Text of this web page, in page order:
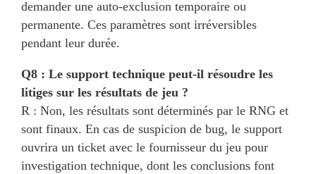
demander une auto-exclusion temporaire ou
permanente. Ces paramètres sont irréversibles
pendant leur durée.
Q8 : Le support technique peut-il résoudre les
litiges sur les résultats de jeu ?
R : Non, les résultats sont déterminés par le RNG et
sont finaux. En cas de suspicion de bug, le support
ouvrira un ticket avec le fournisseur du jeu pour
investigation technique, dont les conclusions font